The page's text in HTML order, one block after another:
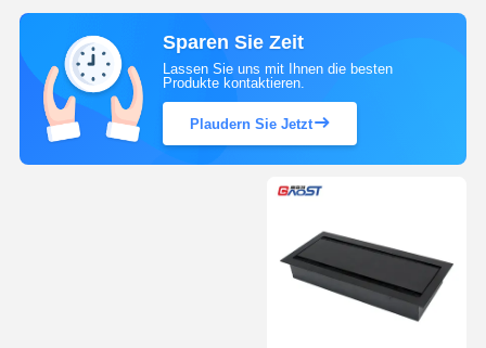
Sparen Sie Zeit
Lassen Sie uns mit Ihnen die besten
Produkte kontaktieren.
Plaudern Sie Jetzt